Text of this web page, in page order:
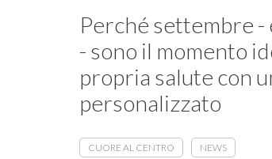
Perché settembre
- sono il momento
propria salute con
personalizzato
CUORE AL CENTRO NEWS